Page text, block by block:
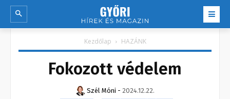
Kezdőlap HAZÁNK
Fokozott védelem
Szél Móni - 2024.12.22.